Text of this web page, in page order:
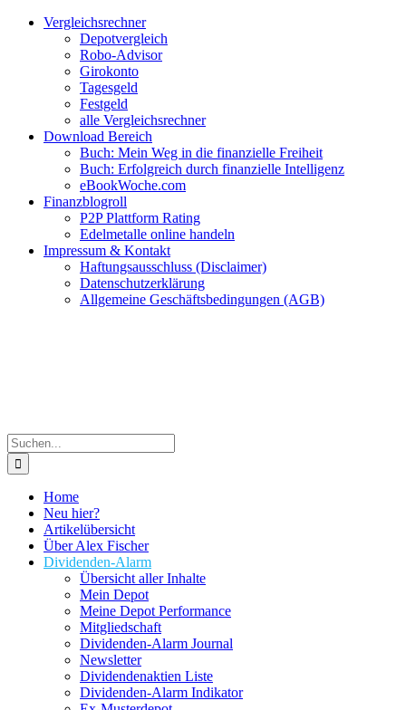
Zum
Facebook
Twitter
Instagram
Pinterest
YouTubeVergleichsrechner
Depotvergleich
Robo-Advisor
Girokonto
Tagesgeld
Festgeld
alle Vergleichsrechner
Download Bereich
Buch: Mein Weg in die finanzielle Freiheit
Buch: Erfolgreich durch finanzielle Intelligenz
eBookWoche.com
Finanzblogroll
P2P Plattform Rating
Edelmetalle online handeln
Impressum & Kontakt
Haftungsausschluss (Disclaimer)
Datenschutzerklärung
Allgemeine Geschäftsbedingungen (AGB)
Suche
nach:
Home
Neu hier?
Artikelübersicht
Über Alex Fischer
Dividenden-Alarm
Übersicht aller Inhalte
Mein Depot
Meine Depot Performance
Mitgliedschaft
Dividenden-Alarm Journal
Newsletter
Dividendenaktien Liste
Dividenden-Alarm Indikator